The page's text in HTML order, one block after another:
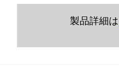
製品詳細は